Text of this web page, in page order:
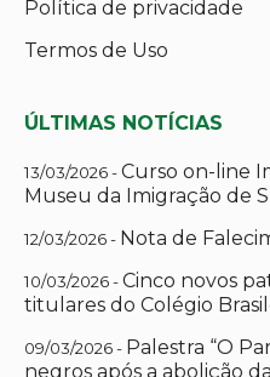
Política de privacidade
Termos de Uso
ÚLTIMAS NOTÍCIAS
13/03/2026 -Curso on-line
Museu da Imigração de
12/03/2026 - Nota de
10/03/2026 -Cinco novos
titulares do Colégio
09/03/2026 - Palestra “O
negros após a abolição